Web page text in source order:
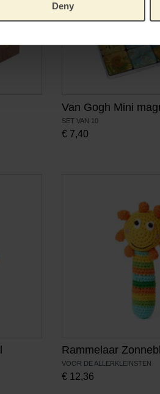
Deny
Van Gogh Mini
SET VAN 10
€ 7,40
Rammelaar
VOOR DE ALLERKLEINSTEN
€ 12,36